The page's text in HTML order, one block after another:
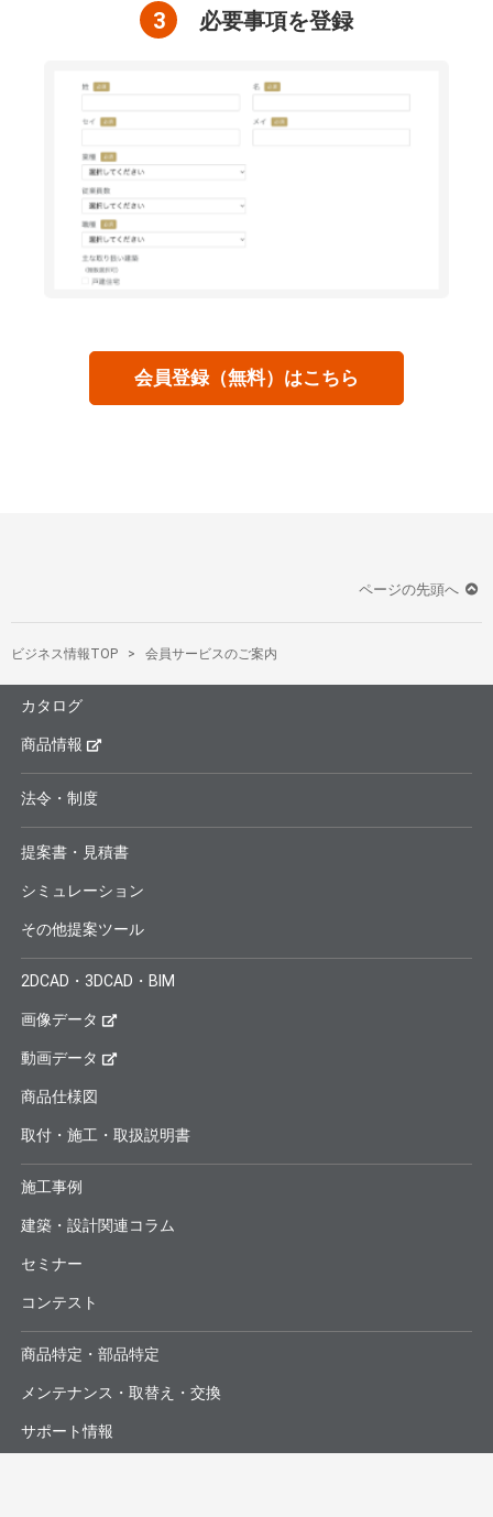
3 必要事項を登録
会員登録（無料）はこちら
ページの先頭へ
ビジネス情報TOP 会員サービスのご案内
カタログ
商品情報
法令・制度
提案書・見積書
シミュレーション
その他提案ツール
2DCAD・3DCAD・BIM
画像データ
動画データ
商品仕様図
取付・施工・取扱説明書
施工事例
建築・設計関連コラム
セミナー
コンテスト
商品特定・部品特定
メンテナンス・取替え・交換
サポート情報